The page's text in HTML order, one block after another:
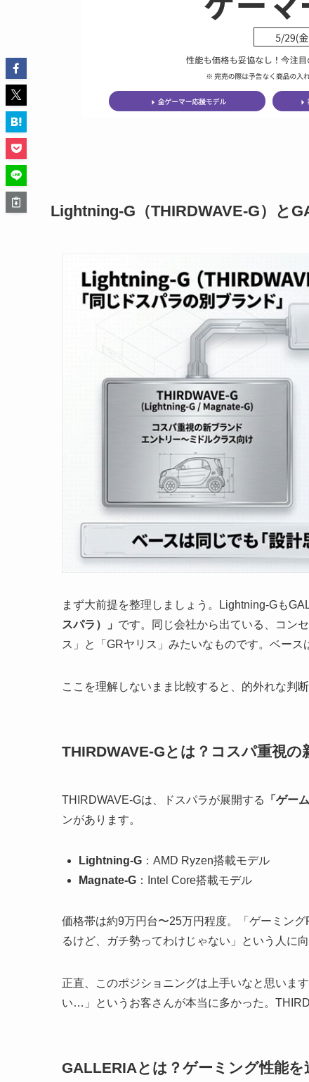
Lightning-G（THIRDWAVE-G）と
まず大前提を整理しましょう。Lightning-Gも
スパラ）」 です。同じ会社から出ている、コン
ス」と「GRヤリス」みたいなものです。ベース
ここを理解しないまま比較すると、的外れな判
THIRDWAVE-Gとは？コスパ重視の
THIRDWAVE-Gは、ドスパラが展開する 「ゲー
ンがあります。
Lightning-G ：AMD Ryzen搭載モデル
Magnate-G ：Intel Core搭載モデル
価格帯は約9万円台〜25万円程度。「ゲーミン
るけど、ガチ勢ってわけじゃない」という人に
正直、このポジショニングは上手いなと思いま
い…」というお客さんが本当に多かった。
GALLERIAとは？ゲーミング性能